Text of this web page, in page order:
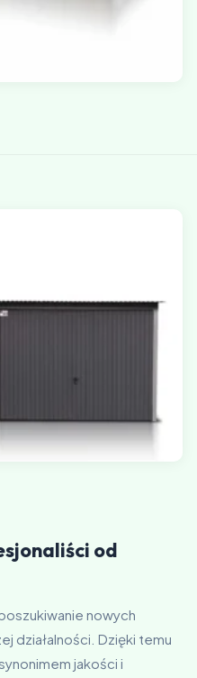
od
nowych
działalności. Dzięki temu
jakości i